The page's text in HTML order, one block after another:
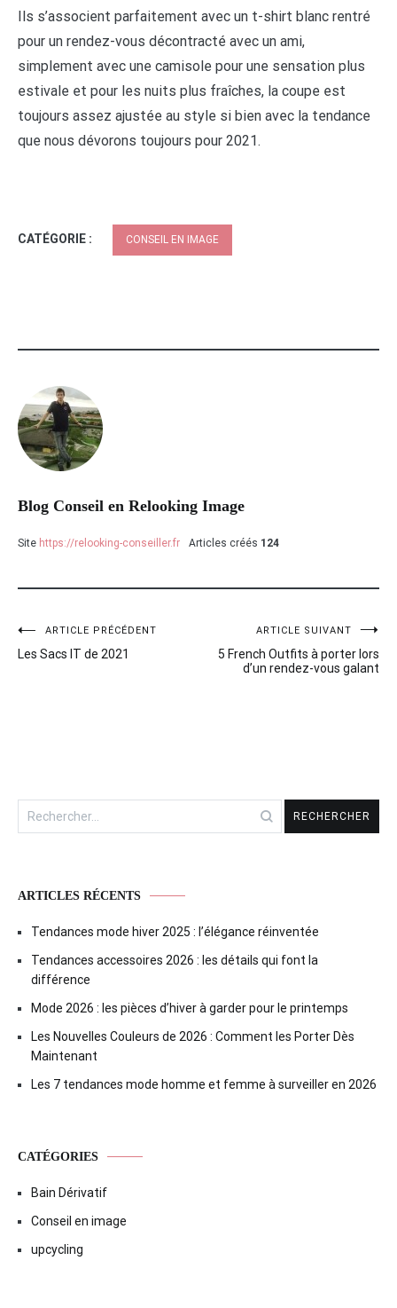
Ils s’associent parfaitement avec un t-shirt blanc rentré
pour un rendez-vous décontracté avec un ami,
simplement avec une camisole pour une sensation plus
estivale et pour les nuits plus fraîches, la coupe est
toujours assez ajustée au style si bien avec la tendance
que nous dévorons toujours pour 2021.
CATÉGORIE : CONSEIL EN IMAGE
Blog Conseil en Relooking Image
Site https://relooking-conseiller.fr Articles créés 124
Navigation
ARTICLE PRÉCÉDENT
Les Sacs IT de 2021
ARTICLE SUIVANT
5 French Outfits à porter lors
d’un rendez-vous galant
Rechercher :
ARTICLES RÉCENTS
Tendances mode hiver 2025 : l’élégance réinventée
Tendances accessoires 2026 : les détails qui font la
différence
Mode 2026 : les pièces d’hiver à garder pour le printemps
Les Nouvelles Couleurs de 2026 : Comment les Porter Dès
Maintenant
Les 7 tendances mode homme et femme à surveiller en 2026
CATÉGORIES
Bain Dérivatif
Conseil en image
upcycling